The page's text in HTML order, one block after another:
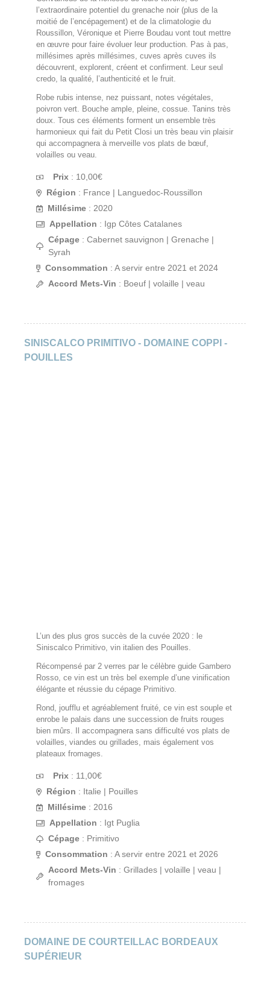
l’extraordinaire potentiel du grenache noir (plus de la
moitié de l’encépagement) et de la climatologie du
Roussillon, Véronique et Pierre Boudau vont tout mettre
en œuvre pour faire évoluer leur production. Pas à pas,
millésimes après millésimes, cuves après cuves ils
découvrent, explorent, créent et confirment. Leur seul
credo, la qualité, l’authenticité et le fruit.
Robe rubis intense, nez puissant, notes végétales,
poivron vert. Bouche ample, pleine, cossue. Tanins très
doux. Tous ces éléments forment un ensemble très
harmonieux qui fait du Petit Closi un très beau vin plaisir
qui accompagnera à merveille vos plats de bœuf,
volailles ou veau.
Prix : 10,00€
Région : France | Languedoc-Roussillon
Millésime: 2020
Appellation : Igp Côtes Catalanes
Cépage : Cabernet sauvignon | Grenache |
Syrah
Consommation : A servir entre 2021 et 2024
Accord Mets-Vin : Boeuf | volaille | veau
SINISCALCO PRIMITIVO - DOMAINE COPPI -
POUILLES
L’un des plus gros succès de la cuvée 2020 : le
Siniscalco Primitivo, vin italien des Pouilles.
Récompensé par 2 verres par le célèbre guide Gambero
Rosso, ce vin est un très bel exemple d’une vinification
élégante et réussie du cépage Primitivo.
Rond, joufflu et agréablement fruité, ce vin est souple et
enrobe le palais dans une succession de fruits rouges
bien mûrs. Il accompagnera sans difficulté vos plats de
volailles, viandes ou grillades, mais également vos
plateaux fromages.
Prix : 11,00€
Région : Italie | Pouilles
Millésime: 2016
Appellation : Igt Puglia
Cépage : Primitivo
Consommation : A servir entre 2021 et 2026
Accord Mets-Vin : Grillades | volaille | veau |
fromages
DOMAINE DE COURTEILLAC BORDEAUX
SUPÉRIEUR